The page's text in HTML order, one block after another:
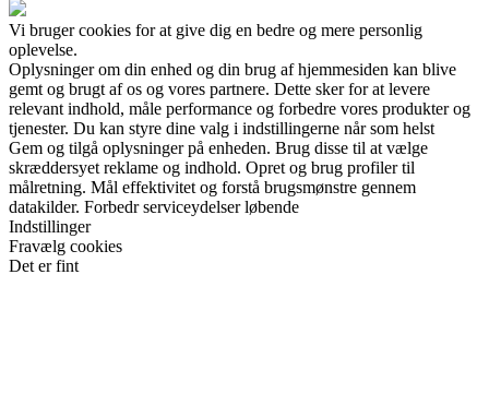
Vi bruger cookies for at give dig en bedre og mere personlig
oplevelse.
Oplysninger om din enhed og din brug af hjemmesiden kan blive
gemt og brugt af os og vores partnere. Dette sker for at levere
relevant indhold, måle performance og forbedre vores produkter og
tjenester. Du kan styre dine valg i indstillingerne når som helst
Gem og tilgå oplysninger på enheden. Brug disse til at vælge
skræddersyet reklame og indhold. Opret og brug profiler til
målretning. Mål effektivitet og forstå brugsmønstre gennem
datakilder. Forbedr serviceydelser løbende
Indstillinger
Fravælg cookies
Det er fint